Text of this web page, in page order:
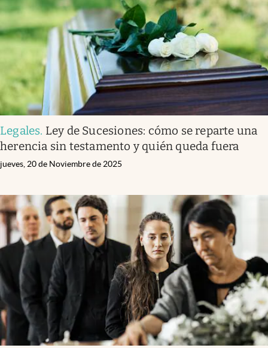
Legales. Ley de Sucesiones: cómo se reparte una
herencia sin testamento y quién queda fuera
jueves, 20 de Noviembre de 2025